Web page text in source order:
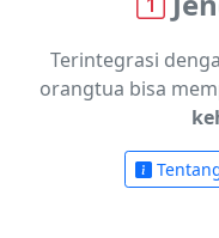
Terintegrasi
orangtua bisa